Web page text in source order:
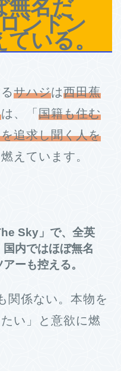
無名だ
ンドン
いる。
サハジは西田蕉
は、「 国籍も住む
追求し聞く人を
えています。
Sky」で、全英
内ではほぼ無名
ーも控える。
関係ない。本物を
い」と意欲に燃